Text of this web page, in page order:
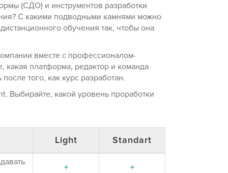
(СДО) и инструментов разработки
С какими подводными камнями можно
обучения так, чтобы она
вместе с профессионалом-
какая платформа, редактор и команда
того, как курс разработан.
Выбирайте, какой уровень проработки
Light Standart
+ +